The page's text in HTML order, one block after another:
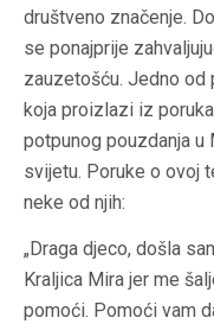
društveno značenje.
se ponajprije
zauzetošću. Jedno od
koja proizlazi iz
potpunog pouzdanja u
svijetu. Poruke o ovoj
neke od njih:
„Draga djeco, došla
Kraljica Mira jer me
pomoći. Pomoći vam